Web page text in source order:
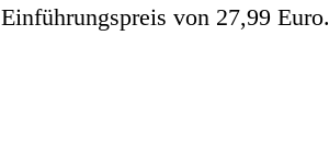
Einführungspreis von 27,99 Euro.